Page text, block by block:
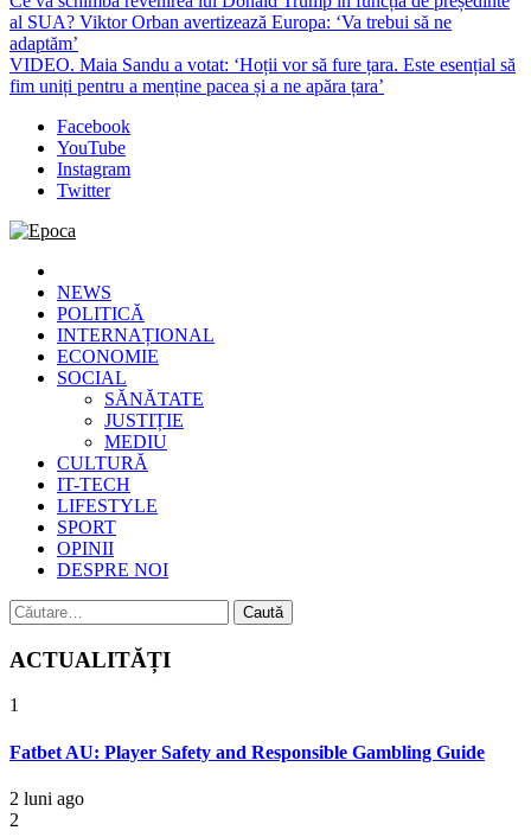
al SUA? Viktor Orban avertizează Europa: ‘Va trebui să ne
adaptăm’
VIDEO. Maia Sandu a votat: ‘Hoții vor să fure țara. Este esențial să
fim uniți pentru a menține pacea și a ne apăra țara’
Facebook
YouTube
Instagram
Twitter
Epoca
Cele mai noi știri online din România
NEWS
POLITICĂ
INTERNAȚIONAL
ECONOMIE
SOCIAL
SĂNĂTATE
JUSTIȚIE
MEDIU
CULTURĂ
IT-TECH
LIFESTYLE
SPORT
OPINII
DESPRE NOI
Caută
după:
ACTUALITĂȚI
1
Fatbet AU: Player Safety and Responsible Gambling Guide
2 luni ago
2